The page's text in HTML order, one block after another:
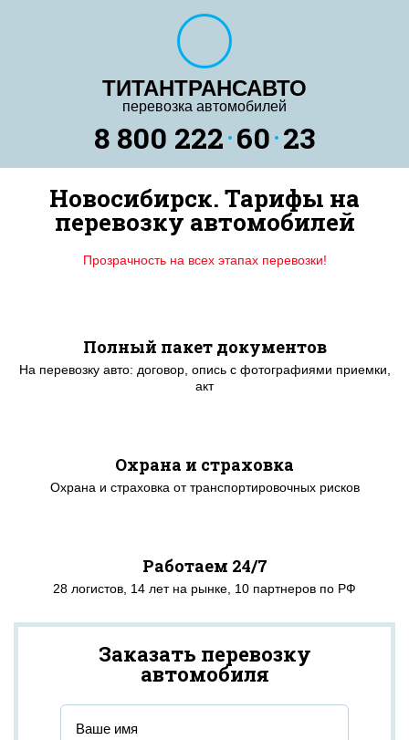
ТИТАНТРАНСАВТО
перевозка автомобилей
8 800 222 60 23
Новосибирск. Тарифы на
перевозку автомобилей
Прозрачность на всех этапах перевозки!
Полный пакет документов
На перевозку авто: договор, опись с фотографиями приемки,
акт
Охрана и страховка
Охрана и страховка от транспортировочных рисков
Работаем 24/7
28 логистов, 14 лет на рынке, 10 партнеров по РФ
Заказать перевозку
автомобиля